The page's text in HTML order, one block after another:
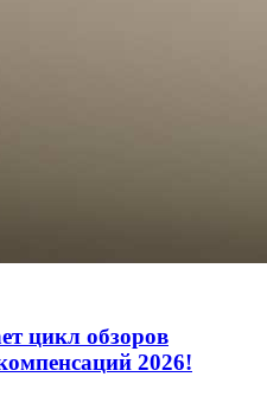
цикл обзоров
2026!